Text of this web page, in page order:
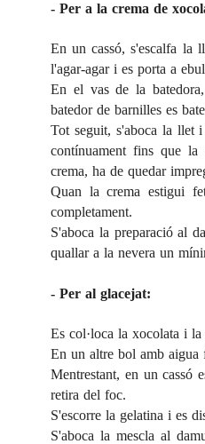
- Per a la crema de
En un cassó, s'escalfa la
l'agar-agar i es porta a
En el vas de la
batedor de barnilles es
Tot seguit, s'aboca la llet
contínuament fins que
crema, ha de quedar
Quan la crema estigui
completament.
S'aboca la preparació al
quallar a la nevera un
- Per al glacejat:
Es col·loca la xocolata i
En un altre bol amb aigua
Mentrestant, en un cassó
retira del foc.
S'escorre la gelatina i es
S'aboca la mescla al